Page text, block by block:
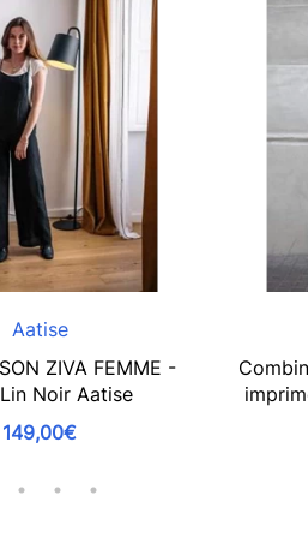
Aatise
ZIVA FEMME -
Noir Aatise
149,00€